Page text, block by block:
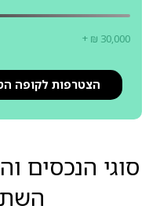
+ ₪ 30,000
הצטרפות לקופה
סוגי הנכסים